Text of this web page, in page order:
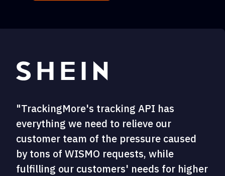
"TrackingMore's tracking API has
everything we need to relieve our
customer team of the pressure caused
by tons of WISMO requests, while
fulfilling our customers' needs for higher